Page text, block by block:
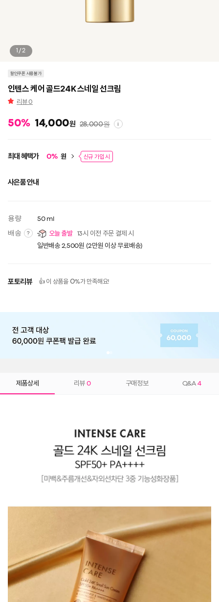
1/2
할인쿠폰 사용불가
인텐스 케어 골드24K 스네일 선크림
리뷰0
50% 14,000원 28,000원 i
최대 혜택가 0% 원 신규 가입 시
사은품 안내
용량 50 ml
배송 ? 오늘 출발 13시 이전 주문 결제 시
일반배송 2,500원 (2만원 이상 무료배송)
포토리뷰 👍 이 상품을 0%가 만족해요!
제품상세 리뷰 0 구매정보 Q&A 4